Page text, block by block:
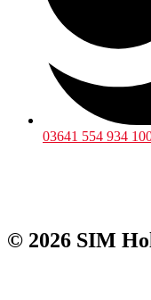
03641 554 934
© 2026 SIM